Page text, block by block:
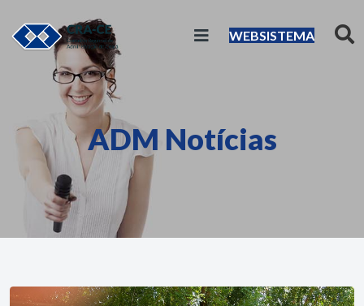
WEBSISTEMA
ADM Notícias